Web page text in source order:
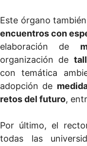
Este órgano
encuentros con
elaboración de
organización de
con temática
adopción de
retos del futuro,
Por último, el
todas las